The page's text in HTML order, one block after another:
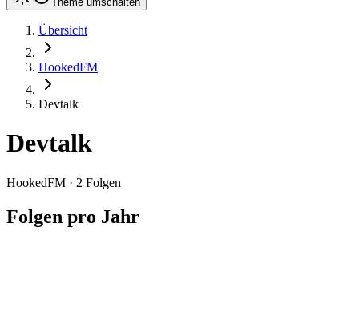
Übersicht
HookedFM
Devtalk
Devtalk
HookedFM · 2 Folgen
Folgen pro Jahr